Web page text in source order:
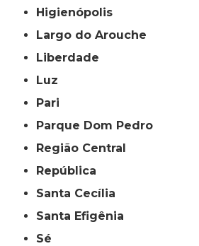
Higienópolis
Largo do Arouche
Liberdade
Luz
Pari
Parque Dom Pedro
Região Central
República
Santa Cecília
Santa Efigênia
Sé